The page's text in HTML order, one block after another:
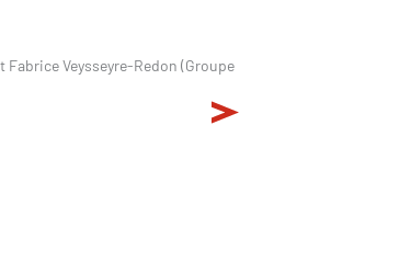
Veysseyre-Redon (Groupe